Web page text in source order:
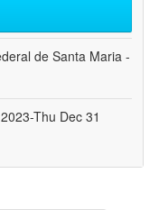
de Santa Maria -
Thu Dec 31